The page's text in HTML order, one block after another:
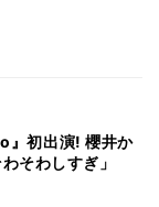
』初出演! 櫻井か
そわしすぎ」